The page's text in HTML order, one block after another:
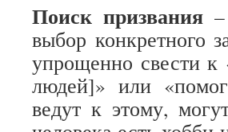
Поиск призвания
выбор конкретного
упрощенно свести к
людей]» или
ведут к этому,